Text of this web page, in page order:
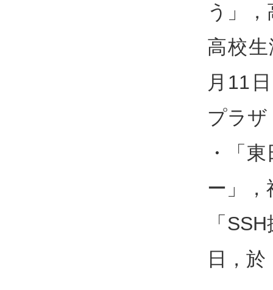
う」
高校
月11
プラザ
・「
ー」，
「
日，